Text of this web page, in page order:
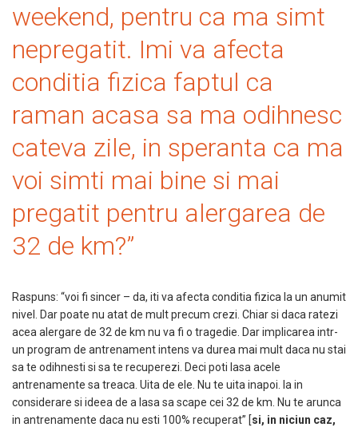
weekend, pentru ca ma simt
nepregatit. Imi va afecta
conditia fizica faptul ca
raman acasa sa ma odihnesc
cateva zile, in speranta ca ma
voi simti mai bine si mai
pregatit pentru alergarea de
32 de km?”
Raspuns: “voi fi sincer – da, iti va afecta conditia fizica la un anumit
nivel. Dar poate nu atat de mult precum crezi. Chiar si daca ratezi
acea alergare de 32 de km nu va fi o tragedie. Dar implicarea intr-
un program de antrenament intens va durea mai mult daca nu stai
sa te odihnesti si sa te recuperezi. Deci poti lasa acele
antrenamente sa treaca. Uita de ele. Nu te uita inapoi. Ia in
considerare si ideea de a lasa sa scape cei 32 de km. Nu te arunca
in antrenamente daca nu esti 100% recuperat” [si, in niciun caz,